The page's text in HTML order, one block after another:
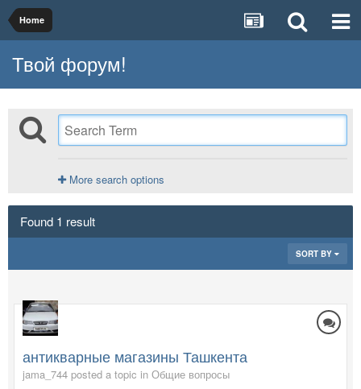
Home
Твой форум!
More search options
Found 1 result
SORT BY
антикварные магазины Ташкента
jama_744 posted a topic in Общие вопросы